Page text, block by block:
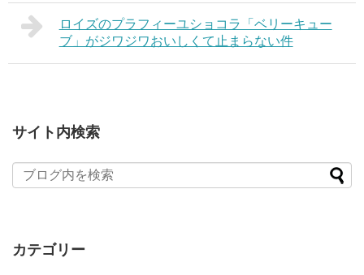
ロイズのプラフィーユショコラ「ベリーキュー
ブ」がジワジワおいしくて止まらない件
サイト内検索
カテゴリー